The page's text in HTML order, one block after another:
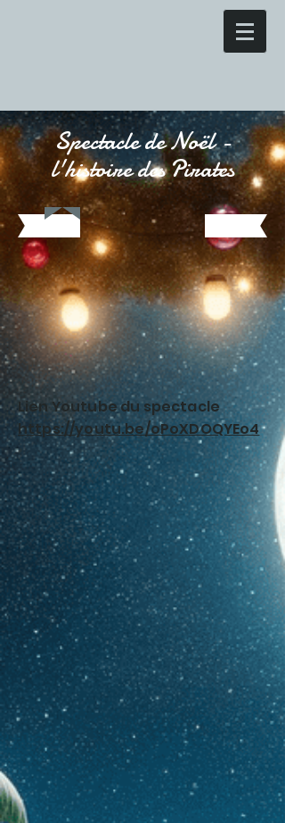
Spectacle de Noël -
l'histoire des Pirates
Lien Youtube du spectacle
https://youtu.be/oPoXDOQYEo4